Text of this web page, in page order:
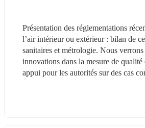
Présentation des réglementations
l’air intérieur ou extérieur : bilan de
sanitaires et métrologie. Nous
innovations dans la mesure de qualité
appui pour les autorités sur des cas